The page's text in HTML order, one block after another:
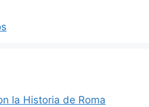
la Historia de Roma